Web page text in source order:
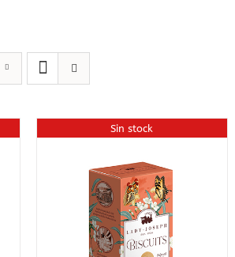
Sin stock